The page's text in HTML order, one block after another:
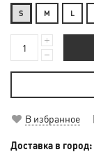
S М L
В избранное
Доставка в город: